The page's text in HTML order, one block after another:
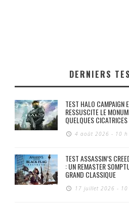
DERNIERS
TEST HALO CAMPAIGN
RESSUSCITE LE
QUELQUES CICATRICES
4 août 2026 - 10 h
TEST ASSASSIN’S
: UN REMASTER
GRAND CLASSIQUE
17 juillet 2026 -